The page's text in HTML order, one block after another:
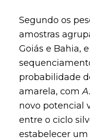
Segundo os
amostras
Goiás e Bahia,
probabilidade
amarela, com
novo potencial
entre o ciclo
estabelecer